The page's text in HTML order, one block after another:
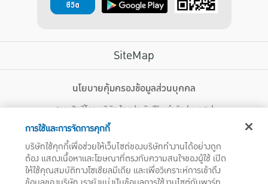
SiteMap
ไทยประกันชีวิต HEALTH CARE SOLUTIONS
สิทธิพิเศษ
แอปพลิเคชัน ไทยประกันชีวิต
ไทยประกันชีวิตแคร์เซ็นเตอร์
ไทยประกันชีวิตเมดิแคร์
นโยบายคุ้มครองข้อมูลส่วนบุคคล
สงวนสิทธิ์โดย บริษัท ไทยประกันชีวิต จำกัด (มหาชน)
123 ถนน รัชดาภิเษก แขวงดินแดง เขตดินแดง กรุงเทพฯ 10400 โทรศัพท์ 02-
บริษัทฯ ขอแจ้งให้ผู้ใช้บริการทราบว่า บรรดาข้อความ ภาพ เสียง เนื้อหา ชื่อ ชื่อทางการค้า ส่วนประกอบใดๆ
ทั้งหมดของเว็บไซต์ รวมถึงเครื่องหมายการค้า เครื่องหมาย บริการ ลิขสิทธิ์ สิทธิบัตร ความรู้ต่างๆ ที่ปรากฏ
บนเว็บไซต์ของบริษัทฯ นี้ เป็นงานอันได้รับความคุ้มครองตามกฎหมายทรัพย์สินทางปัญญาของไทยโดยชอบ
การใช้และการจัดการคุกกี้
บริษัทใช้คุกกี้เพื่อช่วยให้เว็บไซต์ของบริษัททำงานได้อย่างถูก
ต้อง แสดงเนื้อหาและโฆษณาที่ตรงกับความสนใจของผู้ใช้ เปิด
ให้ใช้คุณสมบัติทางโซเชียลมีเดีย และเพื่อวิเคราะห์การเข้าถึง